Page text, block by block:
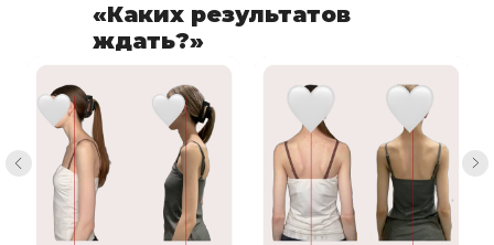
«Каких результатов
ждать?»